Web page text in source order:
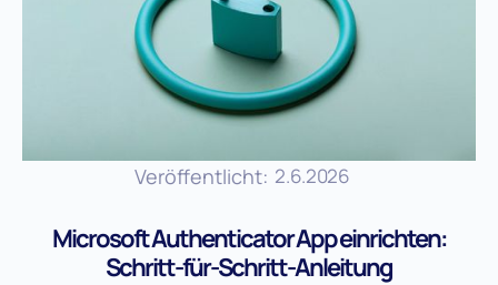
Veröffentlicht: 2.6.2026
Microsoft Authenticator App einrichten:
Schritt-für-Schritt-Anleitung